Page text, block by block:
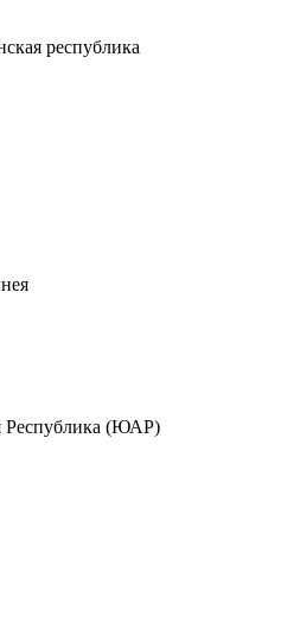
республика
(ЮАР)